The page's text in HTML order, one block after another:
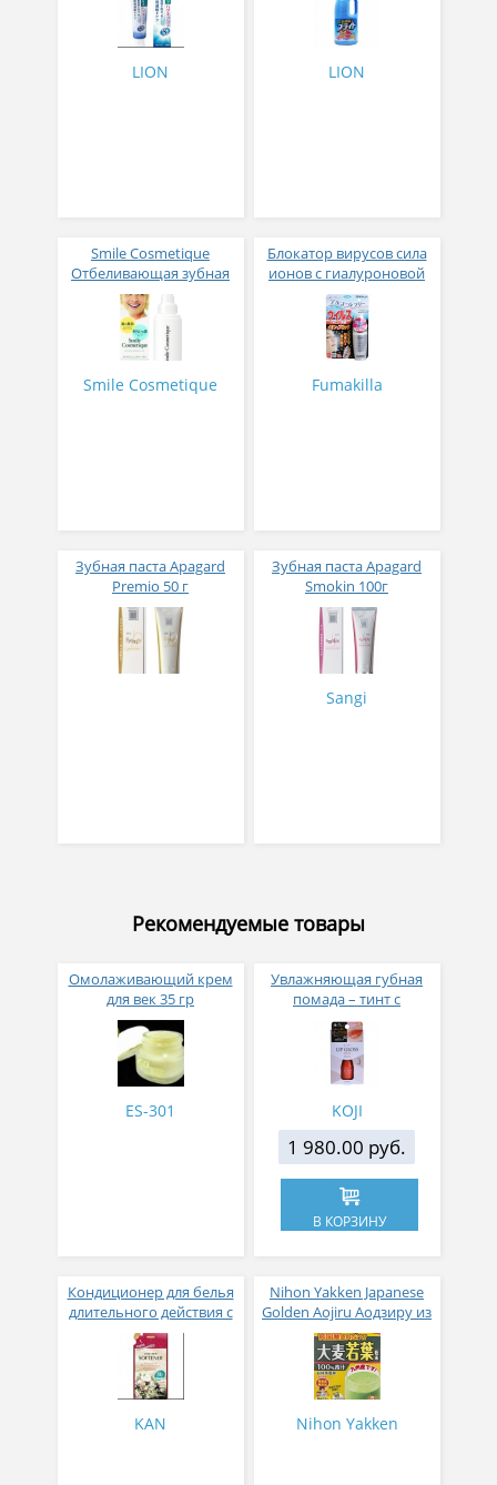
"Dentor Systema gums
plus Strong" 95г
LION LION
Smile Cosmetique
Отбеливающая зубная
паста для
чувствительных зубов
85мл
Smile Cosmetique
Блокатор вирусов сила
ионов с гиалуроновой
кислотой 50 мл на 160
применений
Fumakilla
Зубная паста Apagard
Premio 50 г
Зубная паста Apagard
Smokin 100г
Sangi
Рекомендуемые товары
Омолаживающий крем
для век 35 гр
ES-301
Увлажняющая губная
помада – тинт с
аппликатором KOJI,
Красно-оранжевый
KOJI
1 980.00 руб.
В КОРЗИНУ
Кондиционер для белья
длительного действия с
аромакапсулами с
экзотическим ароматом
500 мл
KAN
Nihon Yakken Japanese
Golden Aojiru Аодзиру из
листьев молодого
ячменя
Nihon Yakken